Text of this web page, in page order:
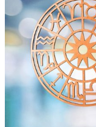
Sodas ir daržas
Sveikata ir grožis
Karjera
Psichologinė sveikata
Tvari mada